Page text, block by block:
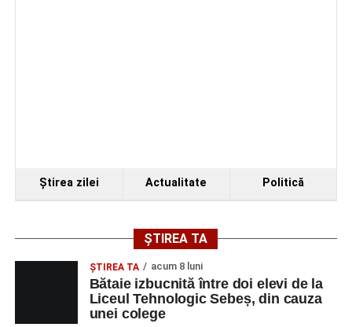
reprezintă doar începutul unei serii de concerte care vor
avea loc pe parcursul taberei, oferind comunității din
și de a lua parte la un veritabil schimb cultural prin
Adaugă-ne ca sursă preferată
Ştirea zilei Actualitate Politică
ȘTIREA TA
ŞTIREA TA acum 8 luni
Bătaie izbucnită între doi elevi de la
Liceul Tehnologic Sebeș, din cauza
unei colege